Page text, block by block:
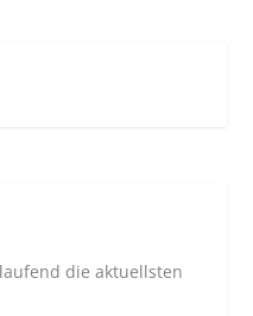
die aktuellsten